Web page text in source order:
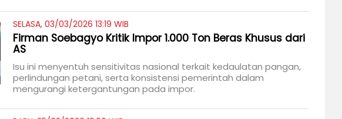
SELASA, 03/03/2026 13:19 WIB
Firman Soebagyo Kritik Impor 1.000 Ton Beras Khusus dari
AS
Isu ini menyentuh sensitivitas nasional terkait kedaulatan pangan,
perlindungan petani, serta konsistensi pemerintah dalam
mengurangi ketergantungan pada impor.